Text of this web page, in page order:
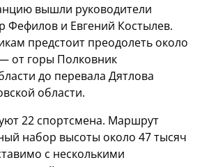
вышли руководители
Фефилов и Евгений Костылев.
предстоит преодолеть около
от горы Полковник
до перевала Дятлова
области.
22 спортсмена. Маршрут
набор высоты около 47 тысяч
с несколькими